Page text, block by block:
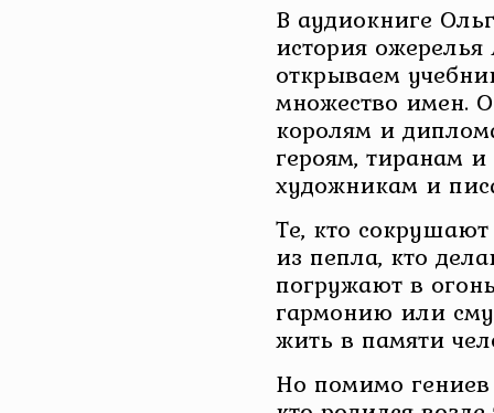
В аудиокниге
история
открываем
множество имен.
королям и
героям, тиранам и
художникам и
Те, кто
из пепла, кто
погружают в
гармонию или
жить в памяти
Но помимо гениев